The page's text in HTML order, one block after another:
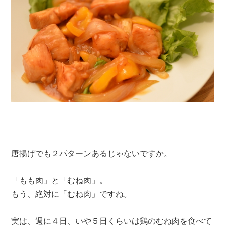
唐揚げでも２パターンあるじゃないですか。
「もも肉」と「むね肉」。
もう、絶対に「むね肉」ですね。
実は、週に４日、いや５日くらいは鶏のむね肉を食べて